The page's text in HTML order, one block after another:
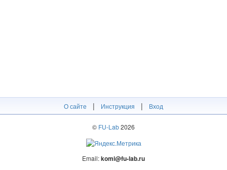
О сайте | Инструкция | Вход
© FU-Lab2026
Email:komi@fu-lab.ru